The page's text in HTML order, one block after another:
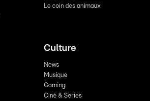
Le coin des animaux
Culture
News
Musique
Gaming
Ciné & Series